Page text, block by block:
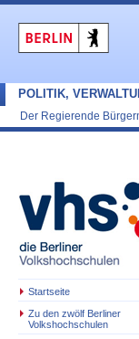
POLITIK,
Der Regierende
Startseite
Zu den zwölf Berliner
Volkshochschulen